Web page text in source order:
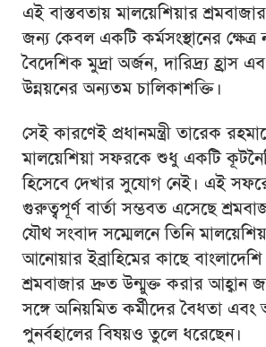
এই বাস্তবতায় মালয়েশিয়ার
জন্য কেবল একটি কর্মসংস্থানের
বৈদেশিক মুদ্রা অর্জন, দারিদ্র্য হ্রাস
উন্নয়নের অন্যতম চালিকাশক্তি।
সেই কারণেই প্রধানমন্ত্রী তারেক
মালয়েশিয়া সফরকে শুধু একটি
হিসেবে দেখার সুযোগ নেই। এই
গুরুত্বপূর্ণ বার্তা সম্ভবত এসেছে
যৌথ সংবাদ সম্মেলনে তিনি
আনোয়ার ইব্রাহিমের কাছে
শ্রমবাজার দ্রুত উন্মুক্ত করার আহ্বান
সঙ্গে অনিয়মিত কর্মীদের বৈধতা
পুনর্বহালের বিষয়ও তুলে ধরেছেন।